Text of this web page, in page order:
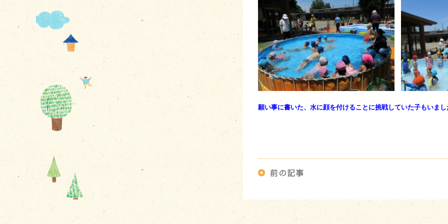
願い事に書いた、水に顔を付けることに挑戦していた子もいまし